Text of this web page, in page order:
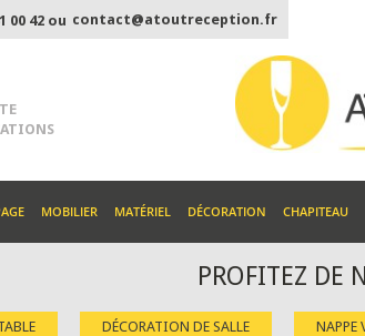
00 42 ou contact@atoutreception.fr
MOBILIER MATÉRIEL DÉCORATION CHAPITEAU
PROFITEZ DE
DÉCORATION DE SALLE NAPPE